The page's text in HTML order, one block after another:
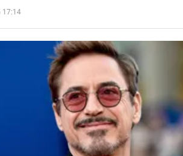
17:14